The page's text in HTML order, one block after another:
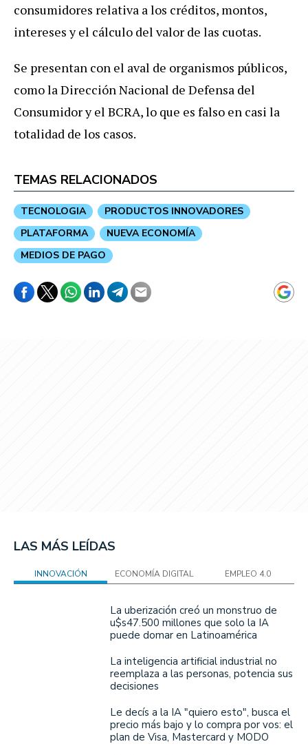
consumidores relativa a los créditos, montos,
intereses y el cálculo del valor de las cuotas.
Se presentan con el aval de organismos públicos,
como la Dirección Nacional de Defensa del
Consumidor y el BCRA, lo que es falso en casi la
totalidad de los casos.
TEMAS RELACIONADOS
TECNOLOGIA
PRODUCTOS INNOVADORES
PLATAFORMA
NUEVA ECONOMÍA
MEDIOS DE PAGO
LAS MÁS LEÍDAS
INNOVACIÓN ECONOMÍA DIGITAL EMPLEO 4.0
La uberización creó un monstruo de
u$s47.500 millones que solo la IA
puede domar en Latinoamérica
La inteligencia artificial industrial no
reemplaza a las personas, potencia sus
decisiones
Le decís a la IA "quiero esto", busca el
precio más bajo y lo compra por vos: el
plan de Visa, Mastercard y MODO